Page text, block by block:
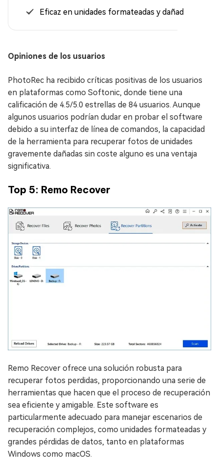
Eficaz en unidades formateadas y dañadas
Opiniones de los usuarios
PhotoRec ha recibido críticas positivas de los usuarios
en plataformas como Softonic, donde tiene una
calificación de 4.5/5.0 estrellas de 84 usuarios. Aunque
algunos usuarios podrían dudar en probar el software
debido a su interfaz de línea de comandos, la capacidad
de la herramienta para recuperar fotos de unidades
gravemente dañadas sin coste alguno es una ventaja
significativa.
Top 5: Remo Recover
Remo Recover ofrece una solución robusta para
recuperar fotos perdidas, proporcionando una serie de
herramientas que hacen que el proceso de recuperación
sea eficiente y amigable. Este software es
particularmente adecuado para manejar escenarios de
recuperación complejos, como unidades formateadas y
grandes pérdidas de datos, tanto en plataformas
Windows como macOS.